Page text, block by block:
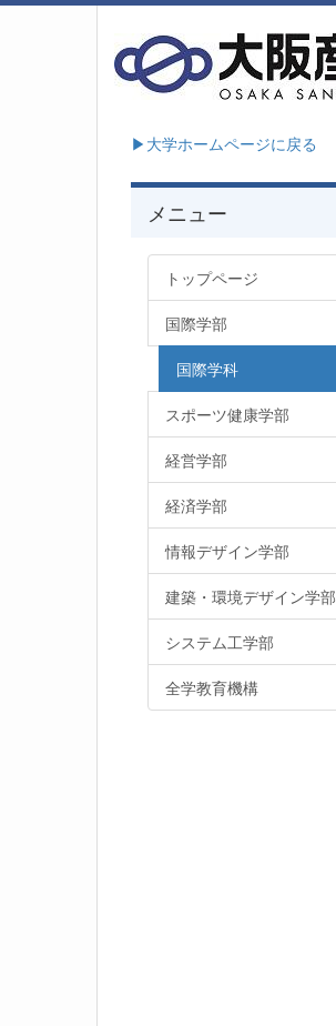
▶大学ホームページに戻る
メニュー
トップページ
国際学部
国際学科
スポーツ健康学部
経営学部
経済学部
情報デザイン学部
建築・環境デザイン学部
システム工学部
全学教育機構